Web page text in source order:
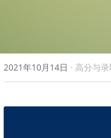
2021年10月14日 · 高分与录